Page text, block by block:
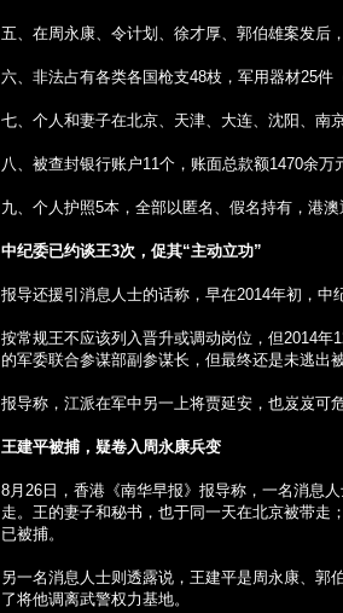
五、在周永康、令计划、徐才厚、郭伯雄案发后
六、非法占有各类各国枪支48枝，军用器材25件
七、个人和妻子在北京、天津、大连、沈阳、南
八、被查封银行账户11个，账面总款额1470余万
九、个人护照5本，全部以匿名、假名持有，港澳
中纪委已约谈王3次，促其“主动立功”
报导还援引消息人士的话称，早在2014年初，中
按常规王不应该列入晋升或调动岗位，但2014年
的军委联合参谋部副参谋长，但最终还是未逃出
报导称，江派在军中另一上将贾延安，也岌岌可危
王建平被捕，疑卷入周永康兵变
8 月 26日，香港《南华早报》报导称，一名消息
走。王的妻子和秘书，也于同一天在北京被带走
已被捕。
另一名消息人士则透露说，王建平是周永康、郭
了将他调离武警权力基地。